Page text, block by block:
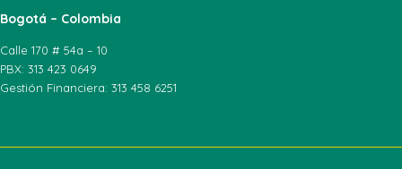
Bogotá – Colombia
Calle 170 # 54a – 10
PBX: 313 423 0649
Gestión Financiera: 313 458 6251